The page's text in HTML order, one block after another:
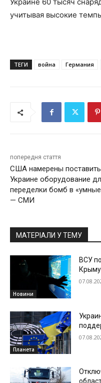
учитывая высокие
ТЕГИ война Германия
попередня стаття
США намерены поставить
Украине оборудование
переделки бомб в
— СМИ
МАТЕРІАЛИ У ТЕМУ
Новини
ВСУ
Крыму
Планета